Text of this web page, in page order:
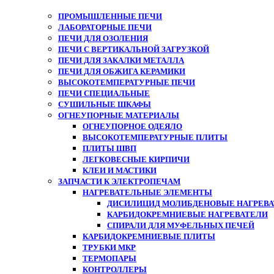
ПРОМЫШЛЕННЫЕ ПЕЧИ
ЛАБОРАТОРНЫЕ ПЕЧИ
ПЕЧИ ДЛЯ ОЗОЛЕНИЯ
ПЕЧИ С ВЕРТИКАЛЬНОЙ ЗАГРУЗКОЙ
ПЕЧИ ДЛЯ ЗАКАЛКИ МЕТАЛЛА
ПЕЧИ ДЛЯ ОБЖИГА КЕРАМИКИ
ВЫСОКОТЕМПЕРАТУРНЫЕ ПЕЧИ
ПЕЧИ СПЕЦИАЛЬНЫЕ
СУШИЛЬНЫЕ ШКАФЫ
ОГНЕУПОРНЫЕ МАТЕРИАЛЫ
ОГНЕУПОРНОЕ ОДЕЯЛО
ВЫСОКОТЕМПЕРАТУРНЫЕ ПЛИТЫ
ПЛИТЫ ШВП
ЛЕГКОВЕСНЫЕ КИРПИЧИ
КЛЕИ И МАСТИКИ
ЗАПЧАСТИ К ЭЛЕКТРОПЕЧАМ
НАГРЕВАТЕЛЬНЫЕ ЭЛЕМЕНТЫ
ДИСИЛИЦИД МОЛИБДЕНОВЫЕ
КАРБИДОКРЕМНИЕВЫЕ НАГРЕВАТЕЛИ
СПИРАЛИ ДЛЯ МУФЕЛЬНЫХ ПЕЧЕЙ
КАРБИДОКРЕМНИЕВЫЕ ПЛИТЫ
ТРУБКИ МКР
ТЕРМОПАРЫ
КОНТРОЛЛЕРЫ